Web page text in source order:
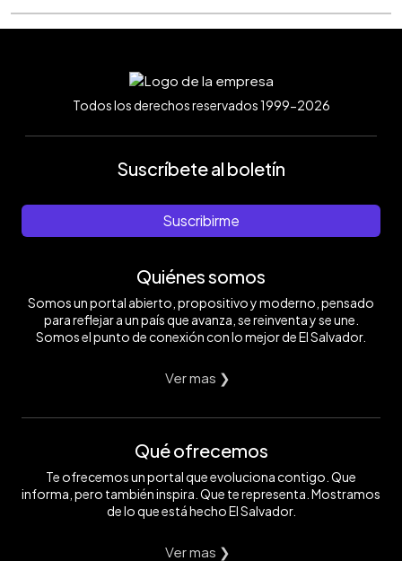
Todos los derechos reservados 1999-2026
Suscríbete al boletín
Suscribirme
Quiénes somos
Somos un portal abierto, propositivo y moderno, pensado
para reflejar a un país que avanza, se reinventa y se une.
Somos el punto de conexión con lo mejor de El Salvador.
Ver mas ❯
Qué ofrecemos
Te ofrecemos un portal que evoluciona contigo. Que
informa, pero también inspira. Que te representa. Mostramos
de lo que está hecho El Salvador.
Ver mas ❯